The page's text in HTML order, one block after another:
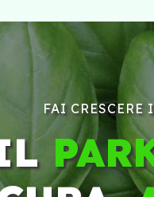
FAI CRESCERE